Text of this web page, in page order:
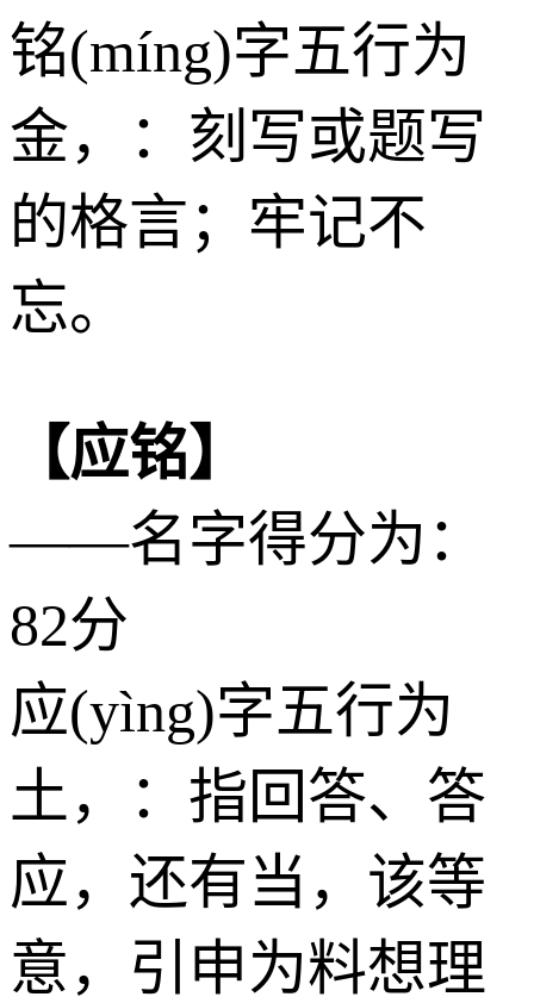
铭(míng)字五行为
金，：刻写或题写
的格言；牢记不
忘。
【应铭】
——名字得分为：
82分
应(yìng)字五行为
土，：指回答、答
应，还有当，该等
意，引申为料想理